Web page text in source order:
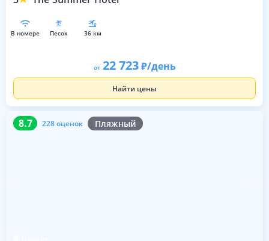
в номере песок 36 км
от 22 723 /день
Найти цены
8.7 228 оценок Пляжный
8.7 228 оценок